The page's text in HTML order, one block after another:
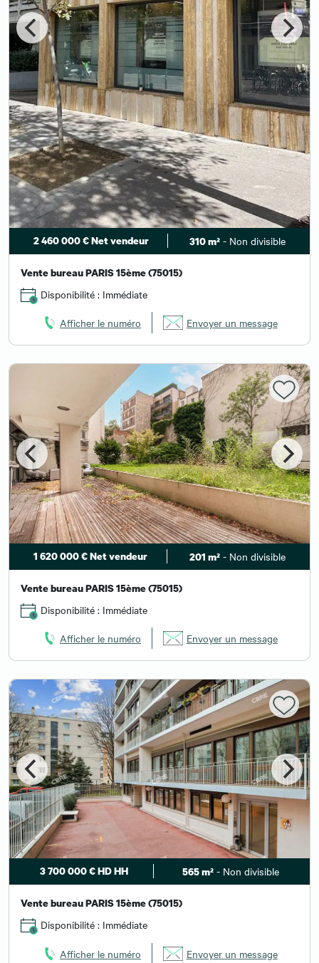
2 460 000 € Net vendeur 310 m² - Non divisible
Vente bureau PARIS 15ème (75015)
Disponibilité : Immédiate
Afficher le numéro Envoyer un message
1 620 000 € Net vendeur 201 m²- Non divisible
Vente bureau PARIS 15ème (75015)
Disponibilité : Immédiate
Afficher le numéro Envoyer un message
3 700 000 € HD HH 565 m² - Non divisible
Vente bureau PARIS 15ème (75015)
Disponibilité : Immédiate
Afficher le numéro Envoyer un message